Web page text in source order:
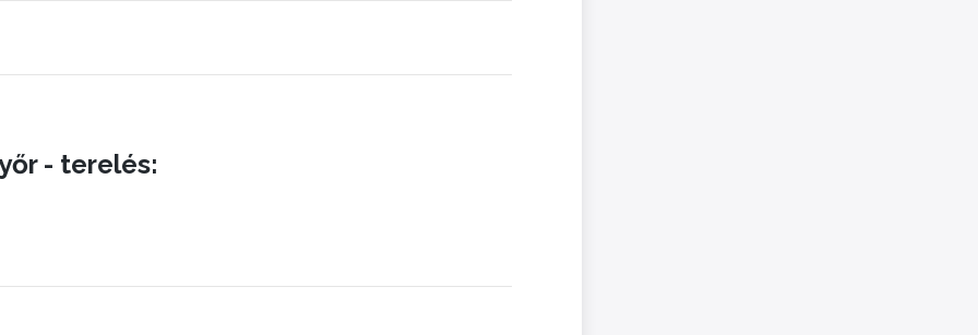
- terelés: